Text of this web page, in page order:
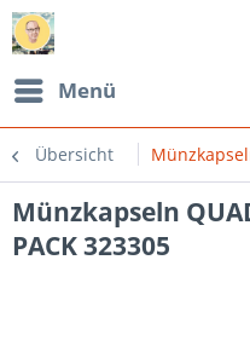
Menü
Übersicht
Münzkapseln
PACK 323305